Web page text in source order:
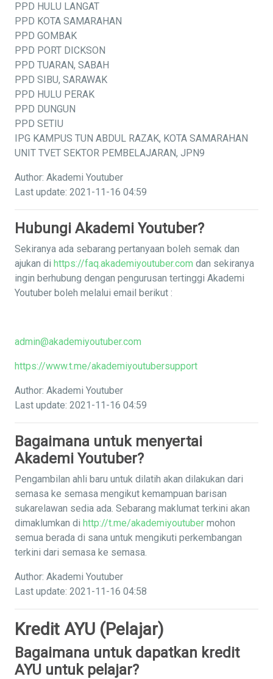
PPD HULU LANGAT
PPD KOTA SAMARAHAN
PPD GOMBAK
PPD PORT DICKSON
PPD TUARAN, SABAH
PPD SIBU, SARAWAK
PPD HULU PERAK
PPD DUNGUN
PPD SETIU
IPG KAMPUS TUN ABDUL RAZAK, KOTA SAMARAHAN
UNIT TVET SEKTOR PEMBELAJARAN, JPN9
Author: Akademi Youtuber
Last update: 2021-11-16 04:59
Hubungi Akademi Youtuber?
Sekiranya ada sebarang pertanyaan boleh semak dan
ajukan di https://faq.akademiyoutuber.com dan sekiranya
ingin berhubung dengan pengurusan tertinggi Akademi
Youtuber boleh melalui email berikut :
admin@akademiyoutuber.com
https://www.t.me/akademiyoutubersupport
Author: Akademi Youtuber
Last update: 2021-11-16 04:59
Bagaimana untuk menyertai
Akademi Youtuber?
Pengambilan ahli baru untuk dilatih akan dilakukan dari
semasa ke semasa mengikut kemampuan barisan
sukarelawan sedia ada. Sebarang maklumat terkini akan
dimaklumkan di http://t.me/akademiyoutuber mohon
semua berada di sana untuk mengikuti perkembangan
terkini dari semasa ke semasa.
Author: Akademi Youtuber
Last update: 2021-11-16 04:58
Kredit AYU (Pelajar)
Bagaimana untuk dapatkan kredit
AYU untuk pelajar?